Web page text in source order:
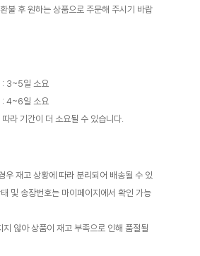
불 후 원하는 상품으로 주문해 주시기 바랍
: 3~5일 소요
: 4~6일 소요
라 기간이 더 소요될 수 있습니다.
우 재고 상황에 따라 분리되어 배송될 수 있
및 송장번호는 마이페이지에서 확인 가능
않아 상품이 재고 부족으로 인해 품절될